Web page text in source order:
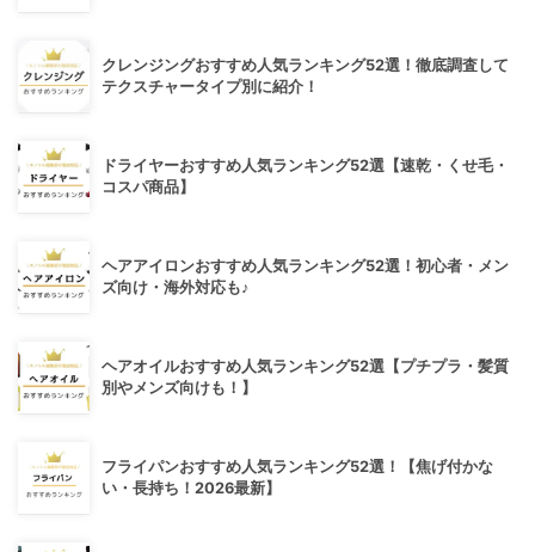
クレンジングおすすめ人気ランキング52選！徹底調査して
テクスチャータイプ別に紹介！
ドライヤーおすすめ人気ランキング52選【速乾・くせ毛・
コスパ商品】
ヘアアイロンおすすめ人気ランキング52選！初心者・メン
ズ向け・海外対応も♪
ヘアオイルおすすめ人気ランキング52選【プチプラ・髪質
別やメンズ向けも！】
フライパンおすすめ人気ランキング52選！【焦げ付かな
い・長持ち！2026最新】